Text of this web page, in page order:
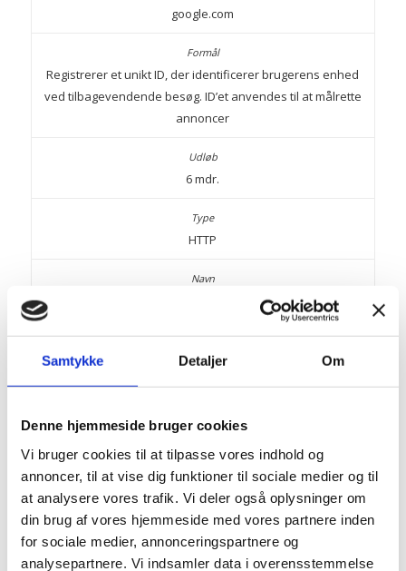
Samtykke Detaljer Om
Denne hjemmeside bruger cookies
Vi bruger cookies til at tilpasse vores indhold og
annoncer, til at vise dig funktioner til sociale medier og til
at analysere vores trafik. Vi deler også oplysninger om
din brug af vores hjemmeside med vores partnere inden
for sociale medier, annonceringspartnere og
analysepartnere. Vi indsamler data i overensstemmelse
google.com
Registrerer et unikt ID, der identificerer brugerens enhed
ved tilbagevendende besøg. ID’et anvendes til at målrette
annoncer
6 mdr.
HTTP
youtube.com
Registrerer et unikt ID på mobile enheder for at muliggøre
1 dag
HTTP